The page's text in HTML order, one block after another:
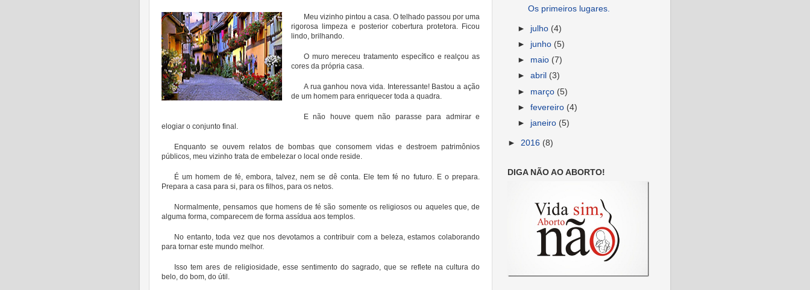
Meu vizinho pintou a casa. O telhado passou por uma
rigorosa limpeza e posterior cobertura protetora. Ficou
lindo, brilhando.
O muro mereceu tratamento específico e realçou as
cores da própria casa.
A rua ganhou nova vida. Interessante! Bastou a ação
de um homem para enriquecer toda a quadra.
E não houve quem não parasse para admirar e
elogiar o conjunto final.
Enquanto se ouvem relatos de bombas que consomem vidas e destroem patrimônios
públicos, meu vizinho trata de embelezar o local onde reside.
É um homem de fé, embora, talvez, nem se dê conta. Ele tem fé no futuro. E o prepara.
Prepara a casa para si, para os filhos, para os netos.
Normalmente, pensamos que homens de fé são somente os religiosos ou aqueles que, de
alguma forma, comparecem de forma assídua aos templos.
No entanto, toda vez que nos devotamos a contribuir com a beleza, estamos colaborando
para tornar este mundo melhor.
Isso tem ares de religiosidade, esse sentimento do sagrado, que se reflete na cultura do
belo, do bom, do útil.
Os primeiros lugares.
► julho (4)
► junho (5)
► maio (7)
►abril (3)
► março (5)
►fevereiro (4)
► janeiro (5)
► 2016 (8)
DIGA NÃO AO ABORTO!